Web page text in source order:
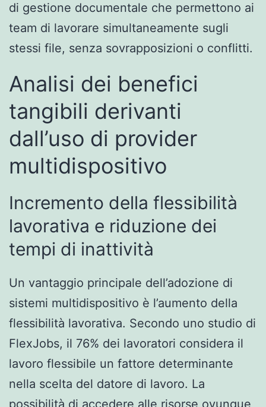
di gestione documentale che permettono ai
team di lavorare simultaneamente sugli
stessi file, senza sovrapposizioni o conflitti.
Analisi dei benefici
tangibili derivanti
dall’uso di provider
multidispositivo
Incremento della flessibilità
lavorativa e riduzione dei
tempi di inattività
Un vantaggio principale dell’adozione di
sistemi multidispositivo è l’aumento della
flessibilità lavorativa. Secondo uno studio di
FlexJobs, il 76% dei lavoratori considera il
lavoro flessibile un fattore determinante
nella scelta del datore di lavoro. La
possibilità di accedere alle risorse ovunque